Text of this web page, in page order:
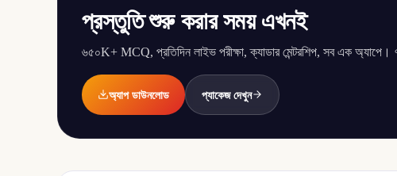
প্রস্তুতি শুরু করার সময় এখনই
৬৫০K+ MCQ, প্রতিদিন লাইভ পরীক্ষা, ক্যাডার মেন্টরশিপ, সব এক অ্যাপে। ৭
অ্যাপ ডাউনলোড প্যাকেজ দেখুন